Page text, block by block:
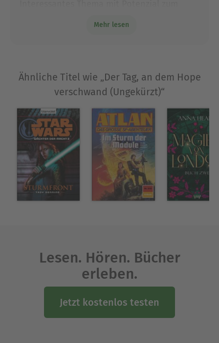
Mehr lesen
Ähnliche Titel wie „Der Tag, an dem Hope
verschwand (Ungekürzt)“
Lesen. Hören. Bücher
erleben.
Jetzt kostenlos testen